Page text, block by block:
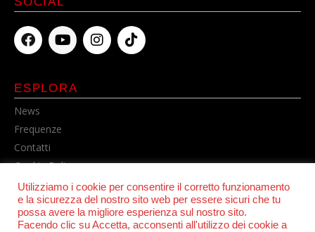
ESPLORA
News
Frequenze
Contatti
Cookie Policy
Privacy Policy
Utilizziamo i cookie per consentire il corretto funzionamento
e la sicurezza del nostro sito web per essere sicuri che tu
possa avere la migliore esperienza sul nostro sito.
Facendo clic su Accetta, acconsenti all'utilizzo dei cookie a